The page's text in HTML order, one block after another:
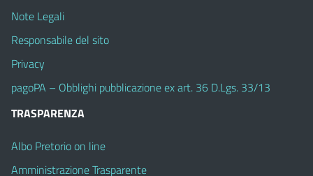
Note Legali
Responsabile del sito
Privacy
pagoPA – Obblighi pubblicazione ex art. 36 D.Lgs. 33/13
TRASPARENZA
Albo Pretorio on line
Amministrazione Trasparente